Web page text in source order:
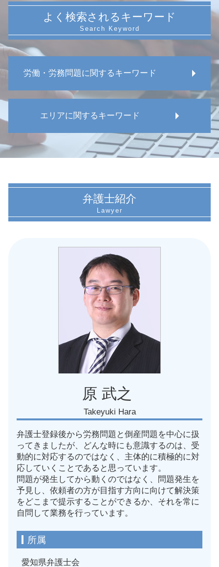
よく検索されるキーワード
労働・労務問題に関するキーワード
労働審判 会社側 不利
労働 弁護士
労働 休み 法律
不当解雇 裁判
在宅勤務 労務問題
減給 理由
労働組合 団体交渉 申し入れ
メンタルヘルス ストレス 問題点
不当解雇 訴えられた
労働 ハラスメント
エリアに関するキーワード
名古屋市 労働 対応
愛知県 損害賠償請求
名古屋市 休職 問題
名古屋市 労働安全 違反
名古屋市 労働審判 弁護士
名古屋市 復職問題
名古屋市 損害賠償請求 労災事故
名古屋市 未払い賃金請求された
愛知県 労務問題 解決
名古屋市 労務問題 解決
愛知県 復職問題
名古屋市 人事異動トラブル
愛知県 就業規則見直し
名古屋市 体調不良 問題
愛知県 安全管理義務違反
名古屋市 団体交渉 弁護士
愛知県 復職トラブル 弁護士
弁護士紹介
原 武之
Takeyuki Hara
弁護士登録後から労務問題と倒産問題を中心に扱
ってきましたが、どんな時にも意識するのは、受
動的に対応するのではなく、主体的に積極的に対
応していくことであると思っています。
問題が発生してから動くのではなく、問題発生を
予見し、依頼者の方が目指す方向に向けて解決策
をどこまで提示することができるか、それを常に
自問して業務を行っています。
所属
愛知県弁護士会